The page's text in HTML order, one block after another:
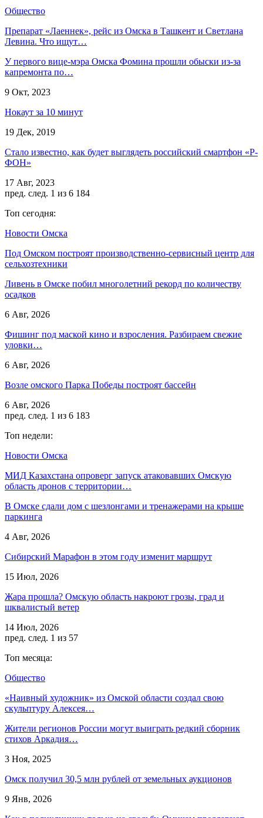
Общество
Препарат «Лаеннек», рейс из Омска в Ташкент и Светлана
Левина. Что ищут…
У первого вице-мэра Омска Фомина прошли обыски из-за
капремонта по…
9 Окт, 2023
Нокаут за 10 минут
19 Дек, 2019
Стало известно, как будет выглядеть российский смартфон «Р-
ФОН»
17 Авг, 2023
пред. след. 1 из 6 184
Топ сегодня:
Новости Омска
Под Омском построят производственно-сервисный центр для
сельхозтехники
Ливень в Омске побил многолетний рекорд по количеству
осадков
6 Авг, 2026
Фишинг под маской кино и взросления. Разбираем свежие
уловки…
6 Авг, 2026
Возле омского Парка Победы построят бассейн
6 Авг, 2026
пред. след. 1 из 6 183
Топ недели:
Новости Омска
МИД Казахстана опроверг запуск атаковавших Омскую
область дронов с территории…
В Омске сдали дом с шезлонгами и тренажерами на крыше
паркинга
4 Авг, 2026
Сибирский Марафон в этом году изменит маршрут
15 Июл, 2026
Жара прошла? Омскую область накроют грозы, град и
шквалистый ветер
14 Июл, 2026
пред. след. 1 из 57
Топ месяца:
Общество
«Наивный художник» из Омской области создал свою
скульптуру Алексея…
Жители регионов России могут выиграть редкий сборник
стихов Аркадия…
3 Ноя, 2025
Омск получил 30,5 млн рублей от земельных аукционов
9 Янв, 2026